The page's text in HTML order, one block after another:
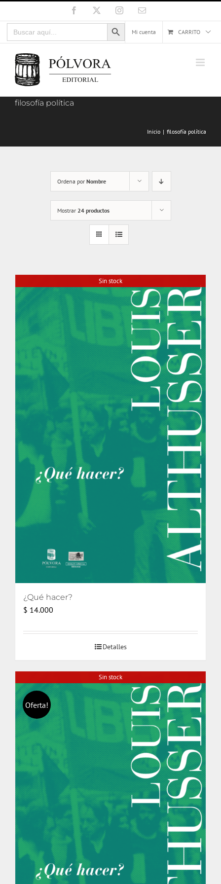
al
contenido
Facebook InstagramCorreo
Buscar:
Botón de búsqueda
Mi cuenta
CARRITO
filosofía política
Inicio filosofía política
Ordena por Nombre
Mostrar 24 productos
Sin stock
¿Qué hacer?
$ 14.000
Detalles
Sin stock
Oferta!